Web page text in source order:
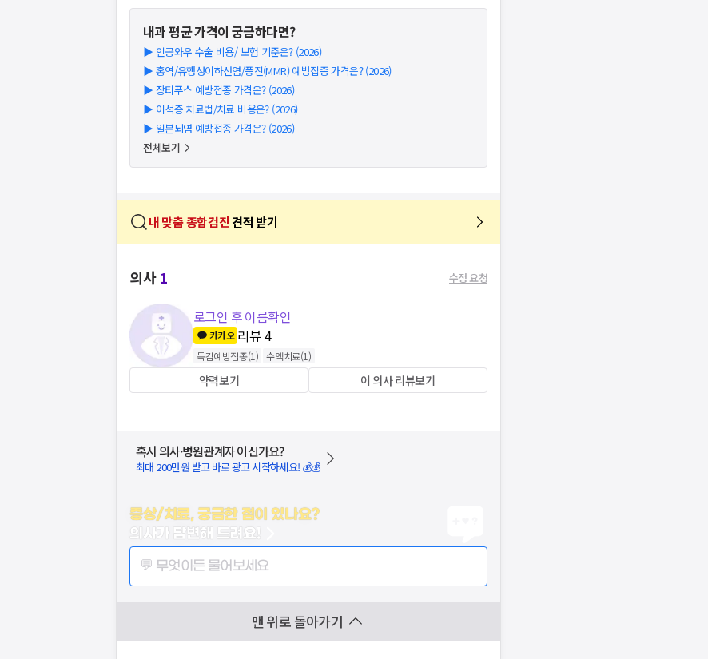
내과평균 가격이 궁금하다면?
▶ 인공와우 수술 비용/ 보험 기준은? (2026)
▶ 홍역/유행성이하선염/풍진(MMR) 예방접종 가격은? (2026)
▶ 장티푸스 예방접종 가격은? (2026)
▶ 이석증 치료법/치료 비용은? (2026)
▶ 일본뇌염 예방접종 가격은? (2026)
전체보기
내 맞춤 종합검진 견적 받기
의사1 수정 요청
로그인 후 이름확인
카카오 리뷰4
독감예방접종(1) 수액치료(1)
약력보기 이 의사 리뷰보기
혹시 의사·병원관계자 이신가요?
최대 200만원 받고 바로 광고 시작하세요! 💰💰
증상/치료, 궁금한 점이 있나요?
의사가 답변해 드려요!
💬 무엇이든 물어보세요
맨 위로 돌아가기